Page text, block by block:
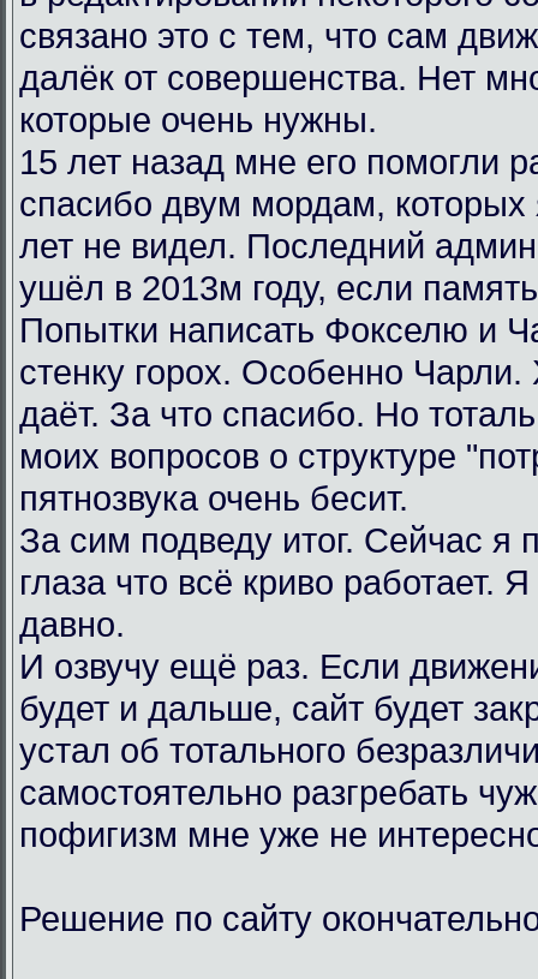
связано это с тем, что сам
далёк от совершенства. Нет
которые очень нужны.
15 лет назад мне его помогли
спасибо двум мордам, которых
лет не видел. Последний
ушёл в 2013м году, если
Попытки написать Фокселю и
стенку горох. Особенно Чарли.
даёт. За что спасибо. Но
моих вопросов о структуре
пятнозвука очень бесит.
За сим подведу итог. Сейчас я
глаза что всё криво работает.
давно.
И озвучу ещё раз. Если
будет и дальше, сайт будет
устал об тотального
самостоятельно разгребать
пофигизм мне уже не
Решение по сайту